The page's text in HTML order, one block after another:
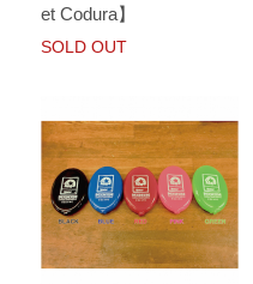
et Codura】
SOLD OUT